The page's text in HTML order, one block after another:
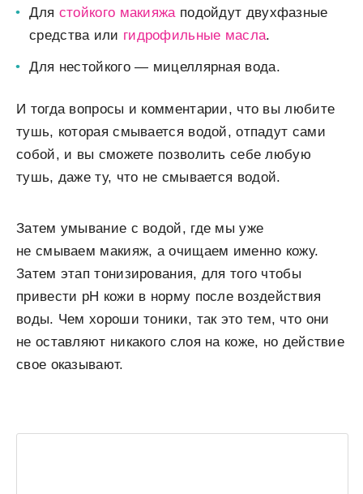
Для стойкого макияжаподойдут двухфазные
средства или гидрофильные масла.
Для нестойкого — мицеллярная вода.
И тогда вопросы и комментарии, что вы любите
тушь, которая смывается водой, отпадут сами
собой, и вы сможете позволить себе любую
тушь, даже ту, что не смывается водой.
Затем умывание с водой, где мы уже
не смываем макияж, а очищаем именно кожу.
Затем этап тонизирования, для того чтобы
привести рН кожи в норму после воздействия
воды. Чем хороши тоники, так это тем, что они
не оставляют никакого слоя на коже, но действие
свое оказывают.